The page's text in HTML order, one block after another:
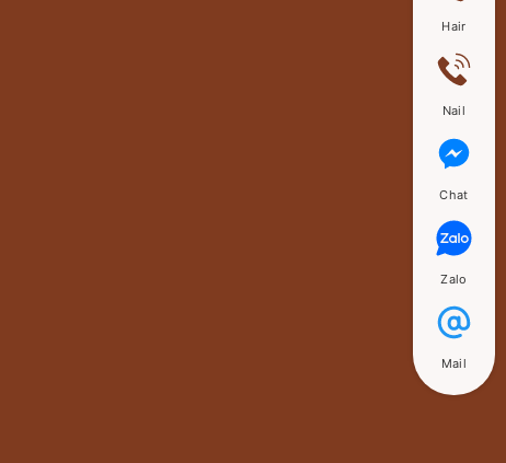
Hair
Nail
Chat
Zalo
Mail